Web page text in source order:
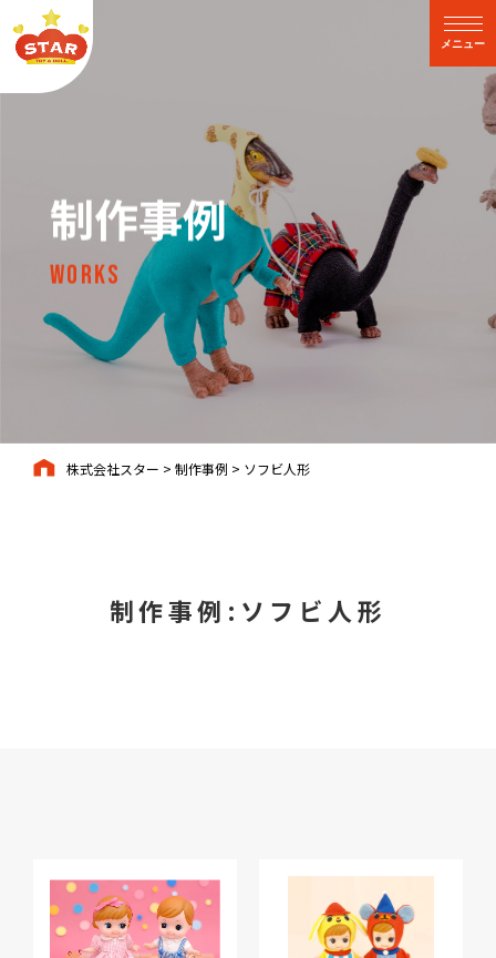
メニュー
閉じる
企業キャラクター・限定品
制作事例
Works
株式会社スター > 制作事例 > ソフビ人形
制作事例:ソフビ人形